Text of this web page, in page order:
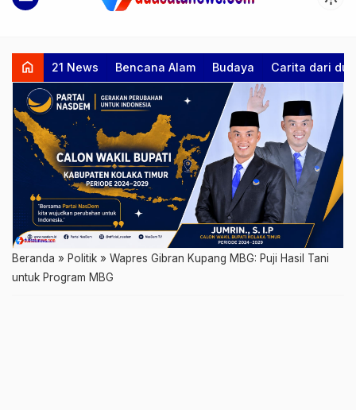
home 21 News Bencana Alam Budaya Carita dari
Beranda » Politik » Wapres Gibran Kupang MBG: Puji Hasil Tani
untuk Program MBG